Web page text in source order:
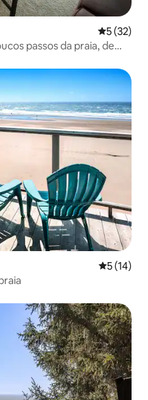
5 de uma
5 (32)
passos da praia, de
5 de uma
5 (14)